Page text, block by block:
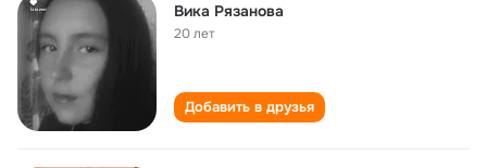
Вика Рязанова
20 лет
Добавить в друзья